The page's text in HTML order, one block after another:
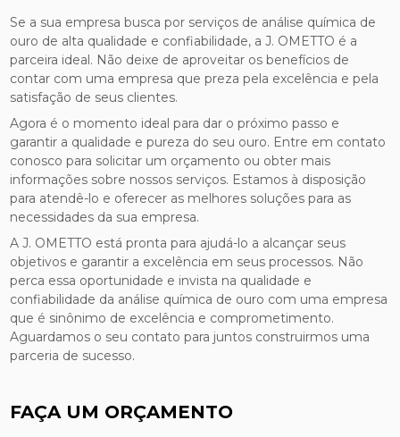
Se a sua empresa busca por serviços de análise química de
ouro de alta qualidade e confiabilidade, a J. OMETTO é a
parceira ideal. Não deixe de aproveitar os benefícios de
contar com uma empresa que preza pela excelência e pela
satisfação de seus clientes.
Agora é o momento ideal para dar o próximo passo e
garantir a qualidade e pureza do seu ouro. Entre em contato
conosco para solicitar um orçamento ou obter mais
informações sobre nossos serviços. Estamos à disposição
para atendê-lo e oferecer as melhores soluções para as
necessidades da sua empresa.
A J. OMETTO está pronta para ajudá-lo a alcançar seus
objetivos e garantir a excelência em seus processos. Não
perca essa oportunidade e invista na qualidade e
confiabilidade da análise química de ouro com uma empresa
que é sinônimo de excelência e comprometimento.
Aguardamos o seu contato para juntos construirmos uma
parceria de sucesso.
FAÇA UM ORÇAMENTO